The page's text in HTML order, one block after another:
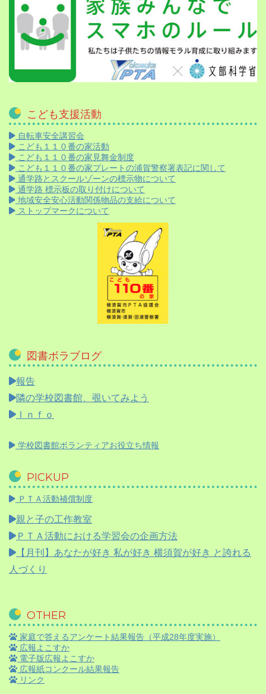
こども支援活動
自転車安全講習会
こども１１０番の家活動
こども１１０番の家見舞金制度
こども１１０番の家プレートの浦賀警察署表記に関して
通学路とスクールゾーンの標示物について
通学路 標示板の取り付けについて
地域安全安心活動関係物品の支給について
ストップマークについて
図書ボラブログ
報告
隣の学校図書館、覗いてみよう
Ｉｎｆｏ
学校図書館ボランティアお役立ち情報
PICKUP
ＰＴＡ活動補償制度
親と子の工作教室
ＰＴＡ活動における学習会の企画方法
【月刊】 あなたが好き 私が好き 横須賀が好き と誇れる
人づくり
OTHER
家庭で答えるアンケート結果報告（平成28年度実施）
広報よこすか
電子版広報よこすか
広報紙コンクール結果報告
リンク